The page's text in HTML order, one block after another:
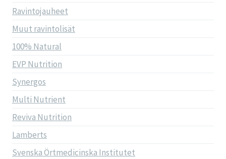
Ravintojauheet
Muut ravintolisät
100% Natural
EVP Nutrition
Synergos
Multi Nutrient
Reviva Nutrition
Lamberts
Svenska Örtmedicinska Institutet